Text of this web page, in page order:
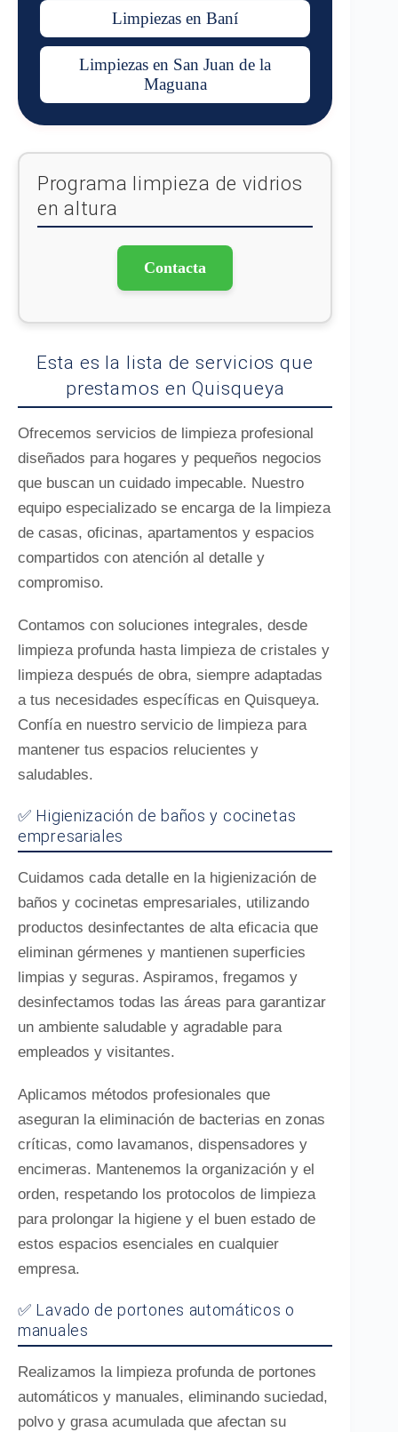
Limpiezas en Baní
Limpiezas en San Juan de la
Maguana
Programa limpieza de vidrios
en altura
Contacta
Esta es la lista de servicios que
prestamos en Quisqueya
Ofrecemos servicios de limpieza profesional
diseñados para hogares y pequeños negocios
que buscan un cuidado impecable. Nuestro
equipo especializado se encarga de la limpieza
de casas, oficinas, apartamentos y espacios
compartidos con atención al detalle y
compromiso.
Contamos con soluciones integrales, desde
limpieza profunda hasta limpieza de cristales y
limpieza después de obra, siempre adaptadas
a tus necesidades específicas en Quisqueya.
Confía en nuestro servicio de limpieza para
mantener tus espacios relucientes y
saludables.
✅ Higienización de baños y cocinetas
empresariales
Cuidamos cada detalle en la higienización de
baños y cocinetas empresariales, utilizando
productos desinfectantes de alta eficacia que
eliminan gérmenes y mantienen superficies
limpias y seguras. Aspiramos, fregamos y
desinfectamos todas las áreas para garantizar
un ambiente saludable y agradable para
empleados y visitantes.
Aplicamos métodos profesionales que
aseguran la eliminación de bacterias en zonas
críticas, como lavamanos, dispensadores y
encimeras. Mantenemos la organización y el
orden, respetando los protocolos de limpieza
para prolongar la higiene y el buen estado de
estos espacios esenciales en cualquier
empresa.
✅ Lavado de portones automáticos o
manuales
Realizamos la limpieza profunda de portones
automáticos y manuales, eliminando suciedad,
polvo y grasa acumulada que afectan su